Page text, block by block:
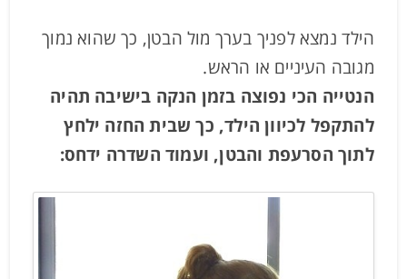
הילד נמצא לפניך בערך מול הבטן, כך שהוא נמוך
מגובה העיניים או הראש.
הנטייה הכי נפוצה בזמן הנקה בישיבה תהיה
להתקפל לכיוון הילד, כך שבית החזה ילחץ
לתוך הסרעפת והבטן, ועמוד השדרה ידחס: